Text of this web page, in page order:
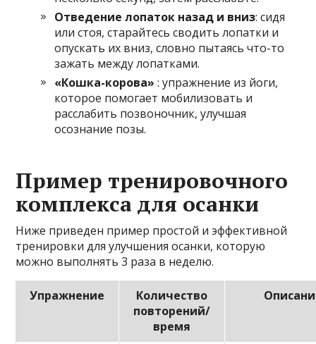
Отведение лопаток назад и вниз: сидя
или стоя, старайтесь сводить лопатки и
опускать их вниз, словно пытаясь что-то
зажать между лопатками.
«Кошка-корова»: упражнение из йоги,
которое помогает мобилизовать и
расслабить позвоночник, улучшая
осознание позы.
Пример тренировочного
комплекса для осанки
Ниже приведен пример простой и эффективной
тренировки для улучшения осанки, которую
можно выполнять 3 раза в неделю.
Упражнение
Количество
повторений/
время